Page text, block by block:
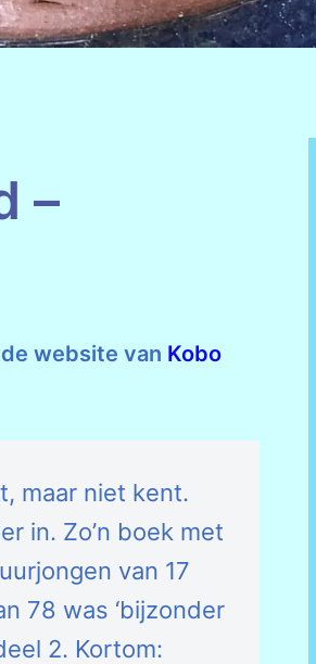
–
website van Kobo
maar niet kent.
in. Zo’n boek met
van 17
78 was ‘bijzonder
2. Kortom: